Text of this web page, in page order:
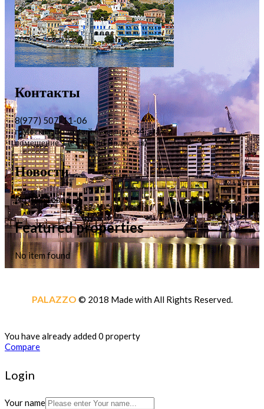
Контакты
8(977) 507-11-06
г. Москва, Волжский бульвар, д.44, этаж 2,
помещение 1 (ст. метро Волжская)
Новости
No item found
Featured properties
No item found
PALAZZO © 2018 Made withAll Rights Reserved.
You have already added 0 property
Compare
Login
Your name